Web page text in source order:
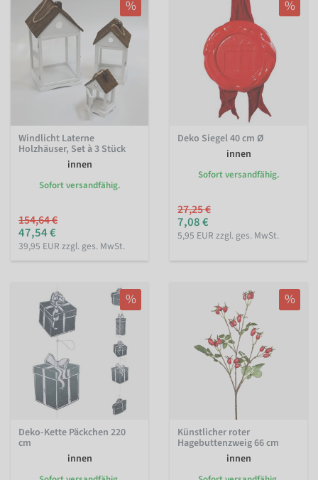
%
Windlicht Laterne
Holzhäuser, Set à 3 Stück
innen
Sofort versandfähig.
154,64 €
47,54 €
39,95 EUR zzgl. ges. MwSt.
%
Deko Siegel 40 cm Ø
innen
Sofort versandfähig.
27,25 €
7,08 €
5,95 EUR zzgl. ges. MwSt.
%
Deko-Kette Päckchen 220
cm
innen
%
Künstlicher roter
Hagebuttenzweig 66 cm
innen